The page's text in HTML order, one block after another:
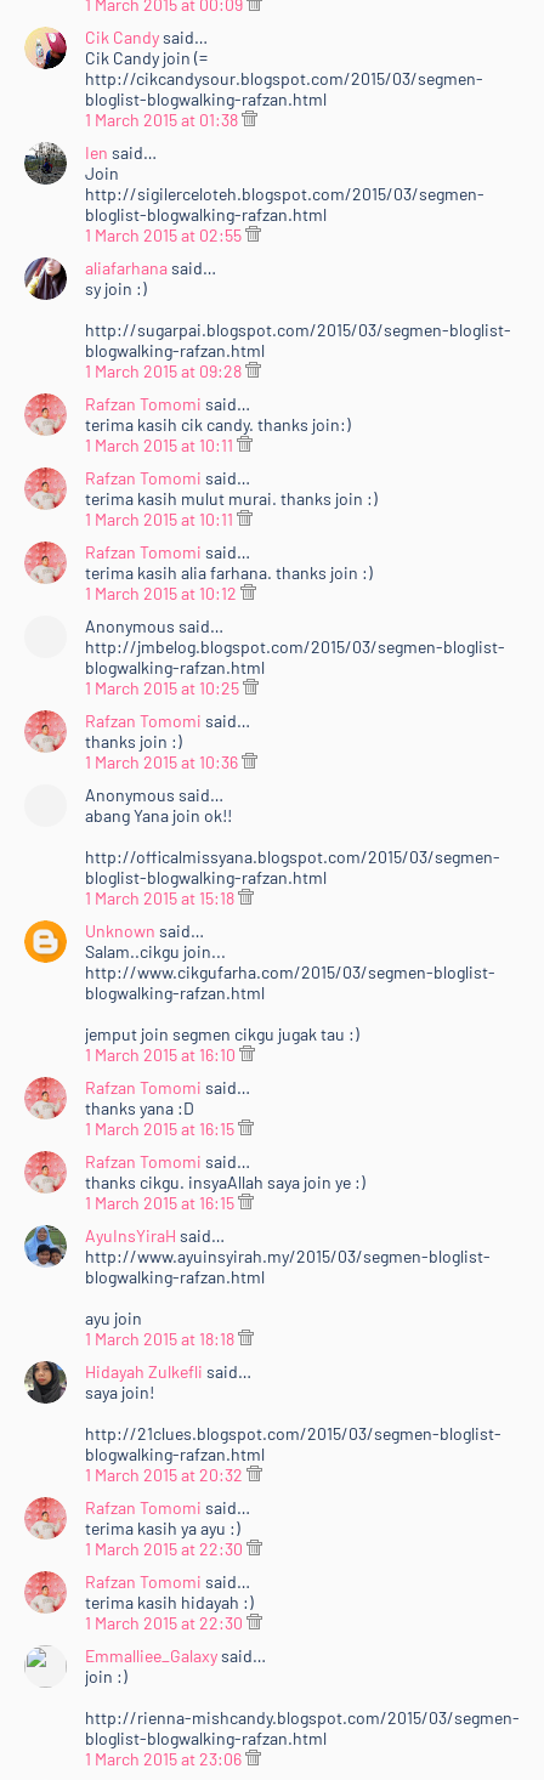
sp;&lt;/li&gt;<br />
&lt;li&gt;Add to Circle Google+ [&lt;a
href="https://plus.google.com/+RafzanTomomi/posts"
target="_blank"&gt;Rafzan
Tomomi&lt;/a&gt;]&lt;/li&gt;<br />
&lt;li&gt;Klik ler iklan Nuffnang di&amp;nbsp;&lt;a
href="http://www.rafzantomomi.com/2015/02/segme
n-bloglist-blogwalking-rts15.html"
target="_blank"&gt;blog ni&lt;/a&gt;. :D&lt;/li&gt;<br
&lt;li&gt;Lebih senang&lt;i&gt; copy&lt;/i&gt; je la link
&lt;i&gt;paste&lt;/i&gt; kat entri korang tu :&lt;/li&gt;
<br />
&lt;/div&gt;<br />
&lt;div style="text-align: justify;"&gt;<br />
&lt;div style="background-color: #f0f0f0; height:
150px; overflow: scroll; width: 350px;"&gt;<br />
&lt;br /&gt;&lt;/div&gt;<br />
&lt;div style="font-color: ffffff; font-family:
verdana,arial,sans-serif; font-size: 10px;"&gt;<br />
&lt;/div&gt;<br />
&lt;/center&gt;<br />
&lt;ul&gt;<br />
URL Entri korang dekat &lt;a
href="http://www.rafzantomomi.com/2015/02/segme
n-bloglist-blogwalking-rts15.html"
target="_blank"&gt;entri
&lt;/ul&gt;<br />
&lt;/div&gt;<br />
&lt;div style="text-align: justify;"&gt;<br />
&lt;br /&gt;&lt;/div&gt;<br />
&lt;div style="text-align: justify;"&gt;<br />
&lt;b&gt;15 URL blog&lt;/b&gt; akan dipilih &lt;b&gt;(3
dipilih oleh Rafzan Tomomi dan 12 lagi akan dipilih
melalui &lt;a
href="http://random.org/"&gt;random.org&lt;/a&gt;)&
amp;nbsp;&lt;/b&gt;dan akan diletakkan ke dalam
page&lt;b&gt; "&lt;a
href="http://www.rafzantomomi.com/p/bloglist.html"
target="_blank"&gt;#BLOGLIST&lt;/a&gt;"&lt;/b&gt;.
&lt;b&gt;TOP 3&lt;/b&gt; akan ada &lt;i&gt;special
banner&lt;/i&gt; dalam &lt;a
href="http://www.rafzantomomi.com/p/bloglist.html"
target="_blank"&gt;&lt;i&gt;page&lt;/i&gt;
tersebut&lt;/a&gt; dan akan muncul di &lt;i&gt;side-
bar&lt;/i&gt; blog &lt;b&gt;&lt;a
href="http://www.rafzantomomi.com/"
target="_blank"&gt;Rafzan Tomomi Story
'15&lt;/a&gt;&lt;/b&gt;. Keputusan 15 URL bertuah
akan diumumkan pada &lt;b&gt;1 April 2015
(Rabu)&lt;/b&gt;. Jom &lt;i&gt;support&lt;/i&gt;
kawan-kawan :)&lt;/div&gt;<br />
&lt;div style="text-align: justify;"&gt;<br />
&lt;br /&gt;&lt;/div&gt;<br />
&lt;div&gt;<br />
&lt;div style="text-align: center;"&gt;<br />
&lt;br /&gt;&lt;/div&gt;<br />
<br /></div>
</div>
1 March 2015 at 00:09
Cik Candysaid…
Cik Candy join (=
http://cikcandysour.blogspot.com/2015/03/segmen-
bloglist-blogwalking-rafzan.html
1 March 2015 at 01:38
Ien said…
Join
http://sigilerceloteh.blogspot.com/2015/03/segmen-
bloglist-blogwalking-rafzan.html
1 March 2015 at 02:55
aliafarhanasaid…
sy join :)
http://sugarpai.blogspot.com/2015/03/segmen-bloglist-
blogwalking-rafzan.html
1 March 2015 at 09:28
Rafzan Tomomi said…
terima kasih cik candy. thanks join:)
1 March 2015 at 10:11
Rafzan Tomomi said…
terima kasih mulut murai. thanks join :)
1 March 2015 at 10:11
Rafzan Tomomi said…
terima kasih alia farhana. thanks join :)
1 March 2015 at 10:12
Anonymous said…
http://jmbelog.blogspot.com/2015/03/segmen-bloglist-
blogwalking-rafzan.html
1 March 2015 at 10:25
Rafzan Tomomi said…
thanks join :)
1 March 2015 at 10:36
Anonymous said…
abang Yana join ok!!
http://officalmissyana.blogspot.com/2015/03/segmen-
bloglist-blogwalking-rafzan.html
1 March 2015 at 15:18
Unknown said…
Salam..cikgu join...
http://www.cikgufarha.com/2015/03/segmen-bloglist-
blogwalking-rafzan.html
jemput join segmen cikgu jugak tau :)
1 March 2015 at 16:10
Rafzan Tomomi said…
thanks yana :D
1 March 2015 at 16:15
Rafzan Tomomi said…
thanks cikgu. insyaAllah saya join ye :)
1 March 2015 at 16:15
AyuInsYiraH said…
http://www.ayuinsyirah.my/2015/03/segmen-bloglist-
blogwalking-rafzan.html
ayu join
1 March 2015 at 18:18
Hidayah Zulkefli said…
saya join!
http://21clues.blogspot.com/2015/03/segmen-bloglist-
blogwalking-rafzan.html
1 March 2015 at 20:32
Rafzan Tomomi said…
terima kasih ya ayu :)
1 March 2015 at 22:30
Rafzan Tomomi said…
terima kasih hidayah :)
1 March 2015 at 22:30
Emmalliee_Galaxysaid…
join :)
http://rienna-mishcandy.blogspot.com/2015/03/segmen-
bloglist-blogwalking-rafzan.html
1 March 2015 at 23:06